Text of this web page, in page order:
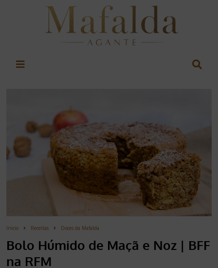
Inicio Receitas Doces da Mafalda
Bolo Húmido de Maçã e Noz | BFF
na RFM